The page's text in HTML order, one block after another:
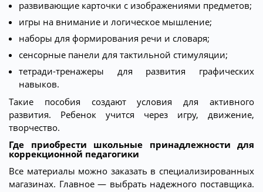
развивающие карточки с изображениями предметов;
игры на внимание и логическое мышление;
наборы для формирования речи и словаря;
сенсорные панели для тактильной стимуляции;
тетради-тренажеры для развития графических
навыков.
Такие пособия создают условия для активного
развития. Ребенок учится через игру, движение,
творчество.
Где приобрести школьные принадлежности для
коррекционной педагогики
Все материалы можно заказать в специализированных
магазинах. Главное — выбрать надежного поставщика.